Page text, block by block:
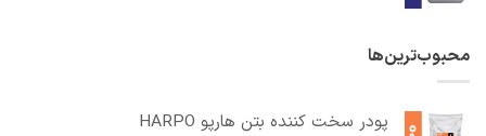
محبوب‌ترین‌ها
پودر سخت کننده بتن هارپو HARPO